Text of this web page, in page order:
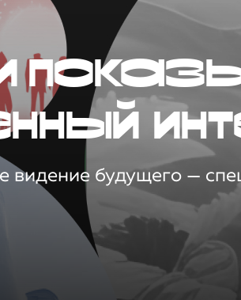
видение будущего —